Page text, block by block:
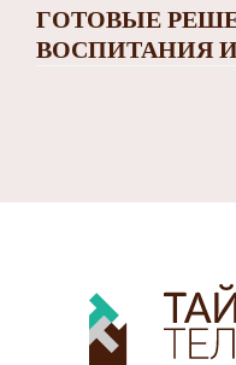
ГОТОВЫЕ
ВОСПИТАНИЯ